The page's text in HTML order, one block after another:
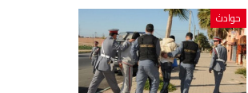
حوادث